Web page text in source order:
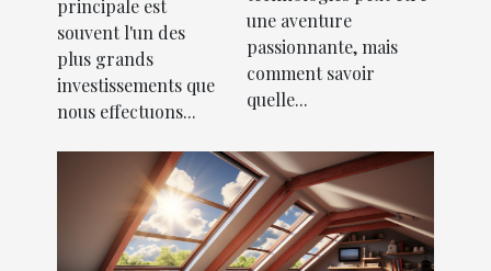
d'une SCI
pour l'achat
d'une
résidence
principale
principale est
souvent l'un des
plus grands
investissements que
nous effectuons...
une aventure
passionnante, mais
comment savoir
quelle...